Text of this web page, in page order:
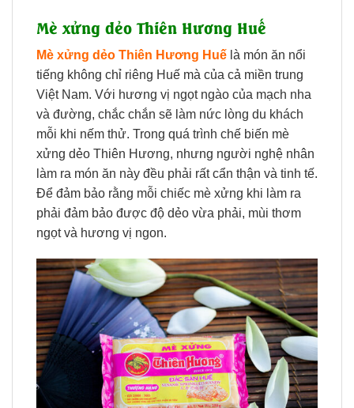
Mè xửng dẻo Thiên Hương Huế
Mè xửng dẻo Thiên Hương Huế là món ăn nổi
tiếng không chỉ riêng Huế mà của cả miền trung
Việt Nam. Với hương vị ngọt ngào của mạch nha
và đường, chắc chắn sẽ làm nức lòng du khách
mỗi khi nếm thử. Trong quá trình chế biến mè
xửng dẻo Thiên Hương, nhưng người nghệ nhân
làm ra món ăn này đều phải rất cẩn thận và tinh tế.
Để đảm bảo rằng mỗi chiếc mè xửng khi làm ra
phải đảm bảo được độ dẻo vừa phải, mùi thơm
ngọt và hương vị ngon.